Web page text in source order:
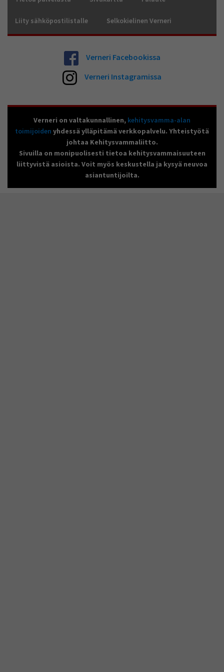
Liity sähköpostilistalle Selkokielinen Verneri
Verneri Facebookissa
Verneri Instagramissa
Verneri on valtakunnallinen, kehitysvamma-alan
toimijoiden yhdessä ylläpitämä verkkopalvelu. Yhteistyötä
johtaa Kehitysvammaliitto.
Sivuilla on monipuolisesti tietoa kehitysvammaisuuteen
liittyvistä asioista. Voit myös keskustella ja kysyä neuvoa
asiantuntijoilta.